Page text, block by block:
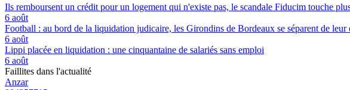
Ils remboursent un crédit pour un logement qui n'existe pas, le scandale Fiducim touche
6 août
Football : au bord de la liquidation judicaire, les Girondins de Bordeaux se séparent de
6 août
Lippi placée en liquidation : une cinquantaine de salariés sans emploi
6 août
Faillites dans l'actualité
Anzar